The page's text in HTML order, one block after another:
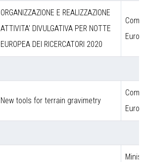
ORGANIZZAZIONE E REALIZZAZIONE
ATTIVITA' DIVULGATIVA PER NOTTE
EUROPEA DEI RICERCATORI 2020
New tools for terrain gravimetry